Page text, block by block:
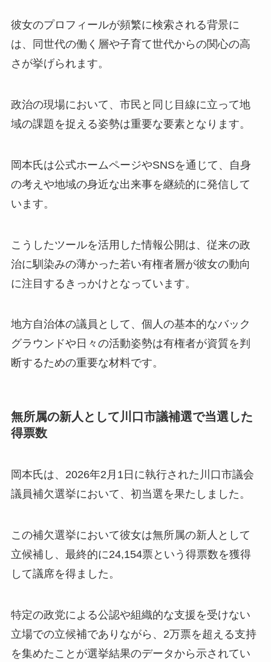
彼女のプロフィールが頻繁に検索される背景に
は、同世代の働く層や子育て世代からの関心の高
さが挙げられます。
政治の現場において、市民と同じ目線に立って地
域の課題を捉える姿勢は重要な要素となります。
岡本氏は公式ホームページやSNSを通じて、自身
の考えや地域の身近な出来事を継続的に発信して
います。
こうしたツールを活用した情報公開は、従来の政
治に馴染みの薄かった若い有権者層が彼女の動向
に注目するきっかけとなっています。
地方自治体の議員として、個人の基本的なバック
グラウンドや日々の活動姿勢は有権者が資質を判
断するための重要な材料です。
無所属の新人として川口市議補選で当選した
得票数
岡本氏は、2026年2月1日に執行された川口市議会
議員補欠選挙において、初当選を果たしました。
この補欠選挙において彼女は無所属の新人として
立候補し、最終的に24,154票という得票数を獲得
して議席を得ました。
特定の政党による公認や組織的な支援を受けない
立場での立候補でありながら、2万票を超える支持
を集めたことが選挙結果のデータから示されてい